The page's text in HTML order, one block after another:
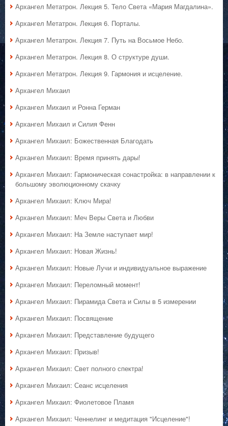
Архангел Метатрон. Лекция 5. Тело Света «Мария Магдалина».
Архангел Метатрон. Лекция 6. Порталы.
Архангел Метатрон. Лекция 7. Путь на Восьмое Небо.
Архангел Метатрон. Лекция 8. О структуре души.
Архангел Метатрон. Лекция 9. Гармония и исцеление.
Архангел Михаил
Архангел Михаил и Ронна Герман
Архангел Михаил и Силия Фенн
Архангел Михаил: Божественная Благодать
Архангел Михаил: Время принять дары!
Архангел Михаил: Гармоническая сонастройка: в направлении к
большому эволюционному скачку
Архангел Михаил: Ключ Мира!
Архангел Михаил: Меч Веры Света и Любви
Архангел Михаил: На Земле наступает мир!
Архангел Михаил: Новая Жизнь!
Архангел Михаил: Новые Лучи и индивидуальное выражение
Архангел Михаил: Переломный момент!
Архангел Михаил: Пирамида Света и Силы в 5 измерении
Архангел Михаил: Посвящение
Архангел Михаил: Представление будущего
Архангел Михаил: Призыв!
Архангел Михаил: Свет полного спектра!
Архангел Михаил: Сеанс исцеления
Архангел Михаил: Фиолетовое Пламя
Архангел Михаил: Ченнелинг и медитация "Исцеление"!